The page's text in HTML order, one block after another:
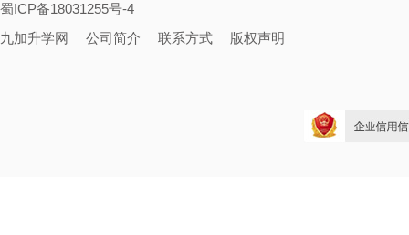
蜀ICP备18031255号-4
九加升学网
公司简介 联系方式 版权声明